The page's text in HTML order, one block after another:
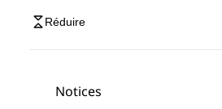
Réduire
Notices